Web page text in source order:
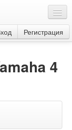
Регистрация
4